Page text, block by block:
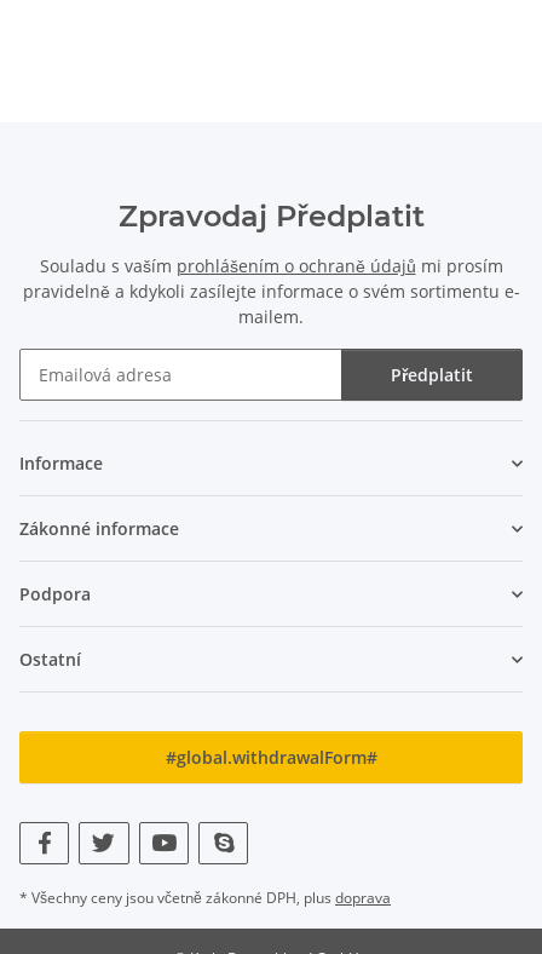
Zpravodaj Předplatit
Souladu s vaším prohlášením o ochraně údajů mi prosím
pravidelně a kdykoli zasílejte informace o svém sortimentu e-
mailem.
Předplatit
Informace
Zákonné informace
Podpora
Ostatní
#global.withdrawalForm#
* Všechny ceny jsou včetně zákonné DPH, plus doprava